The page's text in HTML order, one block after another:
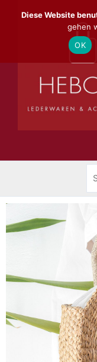
Inhalt
Diese Website
gehen
OK